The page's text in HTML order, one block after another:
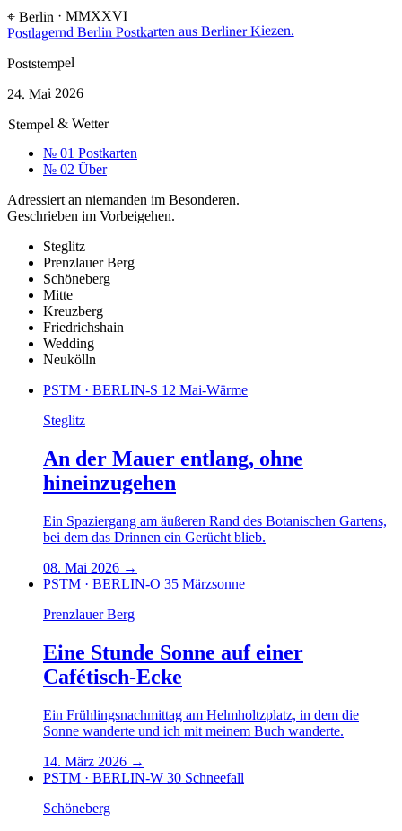
⌖ Berlin · MMXXVI
Postlagernd Berlin Postkarten aus Berliner Kiezen.
Poststempel
24. Mai 2026
Stempel & Wetter
№ 01 Postkarten
№ 02 Über
Adressiert an niemanden im Besonderen.
Geschrieben im Vorbeigehen.
Steglitz
Prenzlauer Berg
Schöneberg
Mitte
Kreuzberg
Friedrichshain
Wedding
Neukölln
PSTM · BERLIN-S 12 Mai-Wärme
Steglitz
An der Mauer entlang, ohne
hineinzugehen
Ein Spaziergang am äußeren Rand des Botanischen Gartens,
bei dem das Drinnen ein Gerücht blieb.
08. Mai 2026 →
PSTM · BERLIN-O 35 Märzsonne
Prenzlauer Berg
Eine Stunde Sonne auf einer
Cafétisch-Ecke
Ein Frühlingsnachmittag am Helmholtzplatz, in dem die
Sonne wanderte und ich mit meinem Buch wanderte.
14. März 2026 →
PSTM · BERLIN-W 30 Schneefall
Schöneberg